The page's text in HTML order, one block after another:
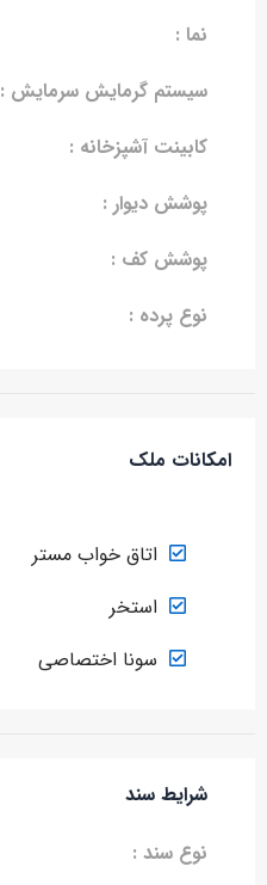
نما :
سیستم گرمایش سرمایش :
کابینت آشپزخانه :
پوشش دیوار :
پوشش کف :
نوع پرده :
امکانات ملک
اتاق خواب مستر
استخر
سونا اختصاصی
شرایط سند
نوع سند :